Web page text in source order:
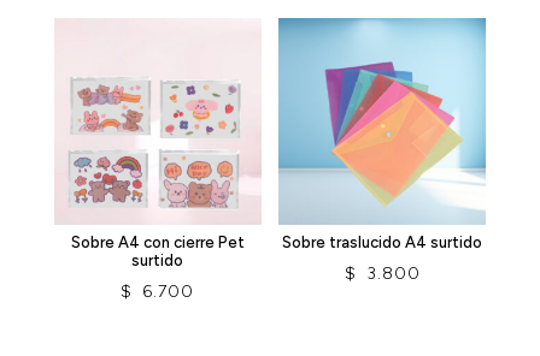
Sobre A4 con cierre Pet
surtido
$ 6.700
Sobre traslucido A4 surtido
$ 3.800